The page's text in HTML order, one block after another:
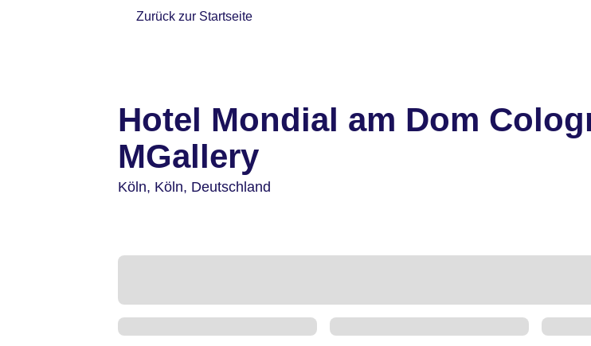
Zurück zur Startseite
Hotel Mondial am Dom
MGallery
Köln, Köln, Deutschland